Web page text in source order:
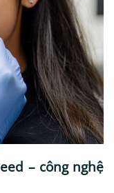
– công nghệ